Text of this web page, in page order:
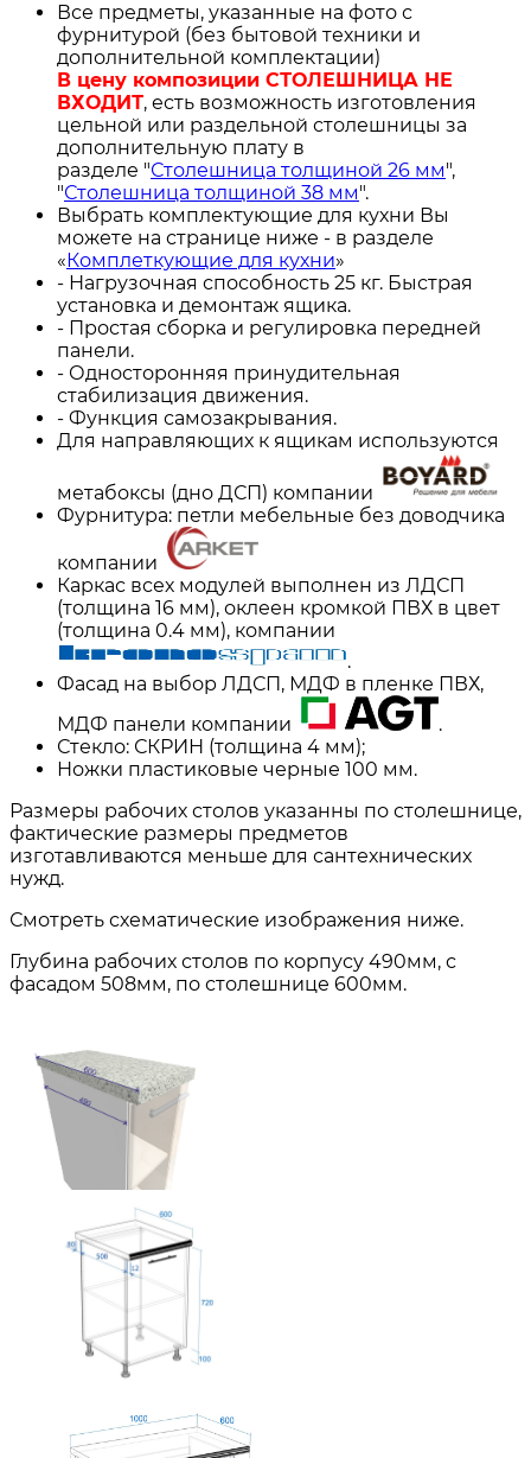
Все предметы, указанные на фото с
фурнитурой (без бытовой техники и
дополнительной комплектации)
В цену композиции СТОЛЕШНИЦА НЕ
ВХОДИТ, есть возможность изготовления
цельной или раздельной столешницы за
дополнительную плату в
разделе "Столешница толщиной 26 мм",
"Столешница толщиной 38 мм".
Выбрать комплектующие для кухни Вы
можете на странице ниже - в разделе
« Комплеткующие для кухни»
- Нагрузочная способность 25 кг. Быстрая
установка и демонтаж ящика.
- Простая сборка и регулировка передней
панели.
- Односторонняя принудительная
стабилизация движения.
- Функция самозакрывания.
Для направляющих к ящикам используются
метабоксы (дно ДСП) компании
Фурнитура: петли мебельные без доводчика
компании
Каркас всех модулей выполнен из ЛДСП
(толщина 16 мм), оклеен кромкой ПВХ в цвет
(толщина 0.4 мм), компании
.
Фасад на выбор ЛДСП, МДФ в пленке ПВХ,
МДФ панели компании
.
Стекло: СКРИН (толщина 4 мм);
Ножки пластиковые черные 100 мм.
Размеры рабочих столов указанны по столешнице,
фактические размеры предметов
изготавливаются меньше для сантехнических
нужд.
Смотреть схематические изображения ниже.
Глубина рабочих столов по корпусу 490мм, с
фасадом 508мм, по столешнице 600мм.